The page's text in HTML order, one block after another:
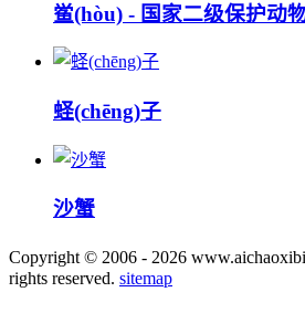
鲎(hòu) - 国家二级保护动
蛏(chēng)子
沙蟹
Copyright © 2006 - 2026
rights reserved. sitemap